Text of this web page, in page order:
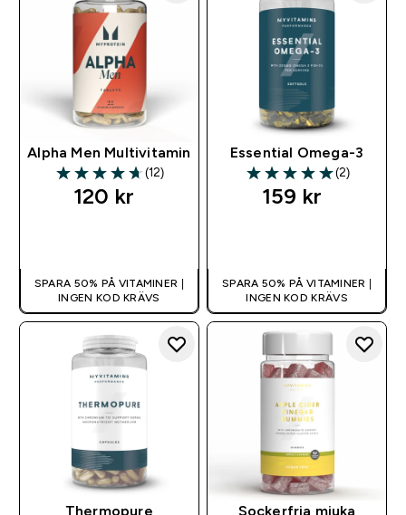
Alpha Men Multivitamin
4.67 out of 5 stars
(12)
120 kr‎
SPARA 50% PÅ VITAMINER |
INGEN KOD KRÄVS
Essential Omega-3
5 out of 5 stars
(2)
159 kr‎
SPARA 50% PÅ VITAMINER |
INGEN KOD KRÄVS
Thermopure
Sockerfria mjuka